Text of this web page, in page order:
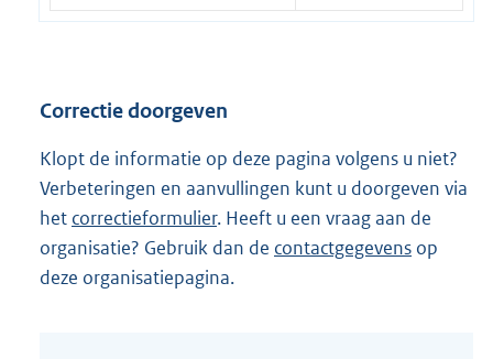
Correctie doorgeven
Klopt de informatie op deze pagina volgens u niet?
Verbeteringen en aanvullingen kunt u doorgeven via
het correctieformulier. Heeft u een vraag aan de
organisatie? Gebruik dan de contactgegevens op
deze organisatiepagina.